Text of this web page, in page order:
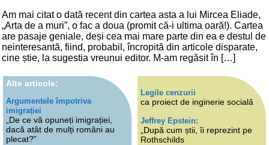
Am mai citat o dată recent din cartea asta a lui Mircea Eliade,
„Arta de a muri”, o fac a doua (promit că-i ultima oară!). Cartea
are pasaje geniale, deși cea mai mare parte din ea e destul de
neinteresantă, fiind, probabil, încropită din articole disparate,
cine știe, la sugestia vreunui editor. M-am regăsit în […]
Alte articole:
Argumentele împotriva
imigrației
„De ce vă opuneți imigrației,
dacă atât de mulți români au
plecat?”
Legile cenzurii
ca proiect de inginerie socială
Jeffrey Epstein:
„După cum știi, îi reprezint pe
Rothschilds